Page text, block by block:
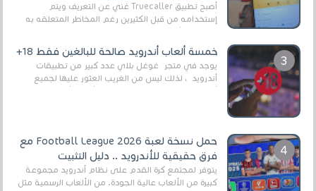
أصبح تطبيق Truecaller غني عن التعريف ويتم
إستخدامه من قبل الكثيرين رغم المخاطر المتعلقه به
خمسة ألعاب أندرويد صالحة للبالغين فقط 18+
يوجد في متجر غوغل بلاي عدد كبير من تطبيقات
أندرويد ، لذلك ليس من الغريب العثور عليها لجميع
حمل نسخة لعبة Football League 2026 مع
فرق حقيقية للأندرويد .. دليل التثبيت
يتوفر لمجتمع كرة القدم على نظام أندرويد مجموعة
كبيرة من الألعاب عالية الجودة. من الألعاب الرسمية مثل